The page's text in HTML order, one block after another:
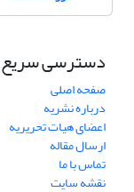
دسترسی سریع
صفحه اصلی
درباره نشریه
اعضای هیات تحریریه
ارسال مقاله
تماس با ما
نقشه سایت